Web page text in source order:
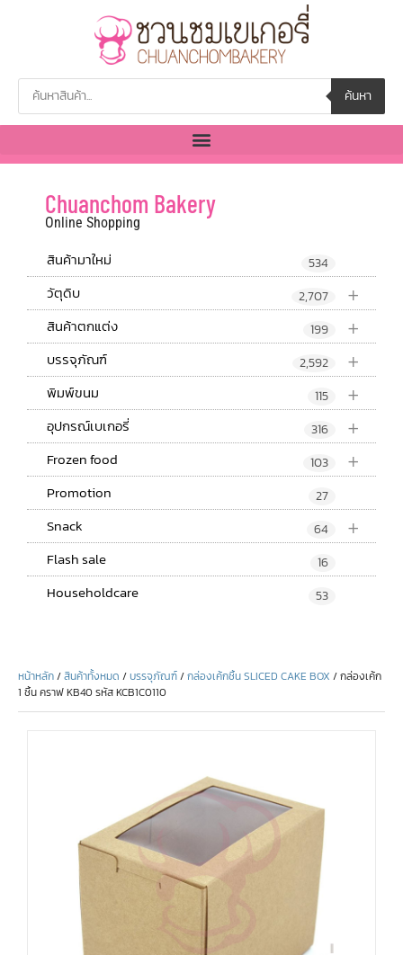
ค้นหา
Chuanchom Bakery
Online Shopping
สินค้ามาใหม่ 534
+
วัตุดิบ 2,707
+
สินค้าตกแต่ง 199
+
บรรจุภัณฑ์ 2,592
+
พิมพ์ขนม 115
+
อุปกรณ์เบเกอรี่ 316
+
Frozen food 103
Promotion 27
+
Snack 64
Flash sale 16
Householdcare 53
หน้าหลัก/สินค้าทั้งหมด /บรรจุภัณฑ์/กล่องเค้กชิ้น SLICED CAKE BOX / กล่องเค้ก
1 ชิ้น คราฟ KB40 รหัส KCB1C0110